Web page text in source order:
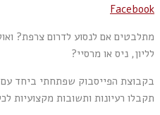
Facebook
מתלבטים אם לנסוע לדרום צרפת?
לליון, ניס או מרסיי?
בקבוצת הפייסבוק שפתחתי ביחד
תקבלו רעיונות ותשובות מקצועיות